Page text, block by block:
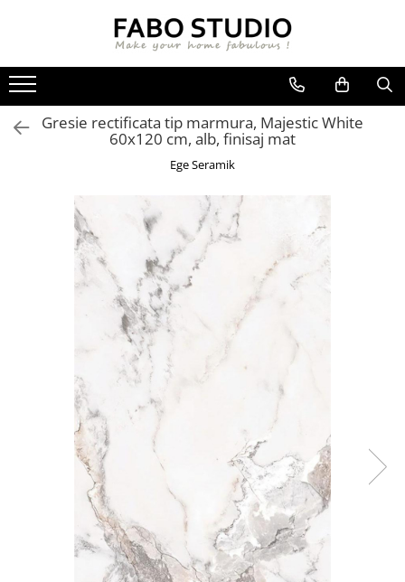
GRESIE INTERIOR
GRESIE EXTERIOR
GRESIE XXL - LASTRE
TREPTE DIN GRESIE
FAIANTA
PIESE DECORATIVE
CANAPELE
CUIEREGresie rectificata tip marmura, Majestic White
60x120 cm, alb, finisaj mat
Ege Seramik